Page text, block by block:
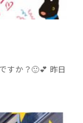
すか？🙂💕 昨日